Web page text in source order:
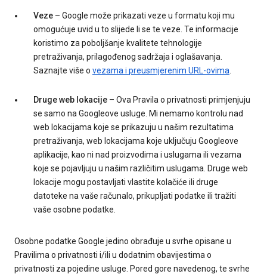
Veze – Google može prikazati veze u formatu koji mu
omogućuje uvid u to slijede li se te veze. Te informacije
koristimo za poboljšanje kvalitete tehnologije
pretraživanja, prilagođenog sadržaja i oglašavanja.
Saznajte više o vezama i preusmjerenim URL-ovima
Druge web lokacije – Ova Pravila o privatnosti primjenjuju
se samo na Googleove usluge. Mi nemamo kontrolu nad
web lokacijama koje se prikazuju u našim rezultatima
pretraživanja, web lokacijama koje uključuju Googleove
aplikacije, kao ni nad proizvodima i uslugama ili vezama
koje se pojavljuju u našim različitim uslugama. Druge web
lokacije mogu postavljati vlastite kolačiće ili druge
datoteke na vaše računalo, prikupljati podatke ili tražiti
vaše osobne podatke.
Osobne podatke Google jedino obrađuje u svrhe opisane u
Pravilima o privatnosti i/ili u dodatnim obavijestima o
privatnosti za pojedine usluge. Pored gore navedenog, te svrhe